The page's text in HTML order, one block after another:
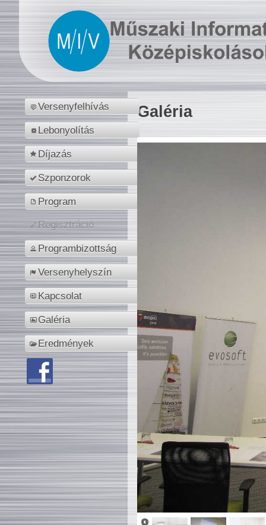
Versenyfelhívás
Lebonyolítás
Díjazás
Szponzorok
Program
Regisztráció
Programbizottság
Versenyhelyszín
Kapcsolat
Galéria
Eredmények
Galéria